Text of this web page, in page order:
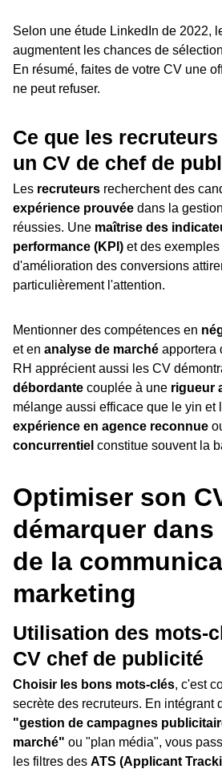
Selon une étude LinkedIn de 2022,
augmentent les chances de
En résumé, faites de votre CV une
ne peut refuser.
Ce que les
un CV de chef de
Les recruteurs recherchent des
expérience prouvée dans la
réussies. Une maîtrise des
performance (KPI) et des
d'amélioration des conversions
particulièrement l'attention.
Mentionner des compétences en
et en analyse de marché apportera
RH apprécient aussi les CV
débordante couplée à une rigueur
mélange aussi efficace que le yin et
expérience en agence reconnue
concurrentiel constitue souvent la
Optimiser son
démarquer
de la
marketing
Utilisation des mots-
CV chef de publicité
Choisir les bons mots-clés, c'est
secrète des recruteurs. En intégrant
"gestion de campagnes
marché" ou "plan média", vous
les filtres des ATS (Applicant